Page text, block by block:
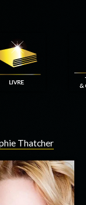
Thatcher